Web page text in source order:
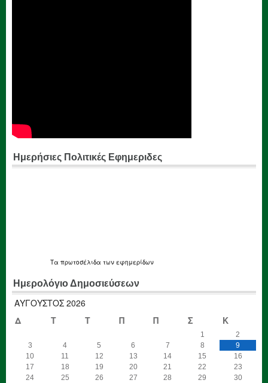
Ημερήσιες Πολιτικές Εφημεριδες
Τα πρωτοσέλιδα των εφημερίδων
Ημερολόγιο Δημοσιεύσεων
ΑΎΓΟΥΣΤΟΣ 2026
Δ
Τ Τ Π Π Σ Κ
1
2
3
4 5 6 7 8
9
10
11 12 13 14 15
16
17
18 19 20 21 22
23
24
25 26 27 28 29
30